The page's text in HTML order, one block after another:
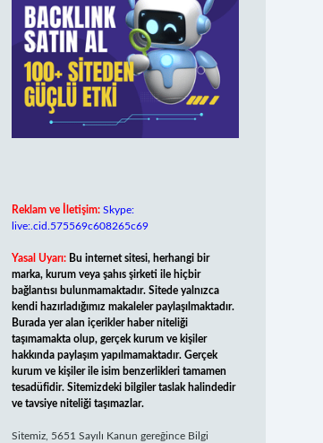
Reklam ve İletişim: Skype:
live:.cid.575569c608265c69
Yasal Uyarı: Bu internet sitesi, herhangi bir
marka, kurum veya şahıs şirketi ile hiçbir
bağlantısı bulunmamaktadır. Sitede yalnızca
kendi hazırladığımız makaleler paylaşılmaktadır.
Burada yer alan içerikler haber niteliği
taşımamakta olup, gerçek kurum ve kişiler
hakkında paylaşım yapılmamaktadır. Gerçek
kurum ve kişiler ile isim benzerlikleri tamamen
tesadüfidir. Sitemizdeki bilgiler taslak halindedir
ve tavsiye niteliği taşımazlar.
Sitemiz, 5651 Sayılı Kanun gereğince Bilgi